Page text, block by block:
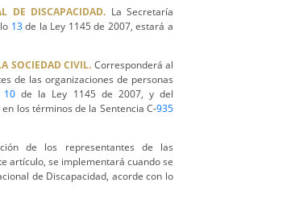
DE DISCAPACIDAD. La Secretaría
13de la Ley 1145 de 2007, estará a
SOCIEDAD CIVIL. Corresponderá al
de las organizaciones de personas
10 de la Ley 1145 de 2007, y del
los términos de la Sentencia C-935
de los representantes de las
artículo, se implementará cuando se
de Discapacidad, acorde con lo